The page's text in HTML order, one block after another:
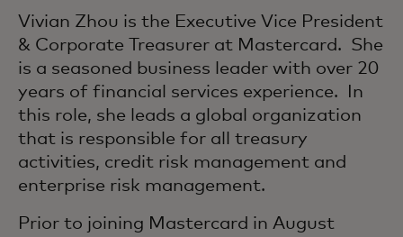
Vivian Zhou is the Executive Vice President
& Corporate Treasurer at Mastercard. She
is a seasoned business leader with over 20
years of financial services experience. In
this role, she leads a global organization
that is responsible for all treasury
activities, credit risk management and
enterprise risk management.
Prior to joining Mastercard in August